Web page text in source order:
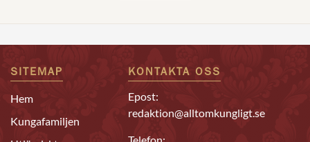
SITEMAP
Hem
Kungafamiljen
KONTAKTA OSS
Epost:
redaktion@alltomkungligt.se